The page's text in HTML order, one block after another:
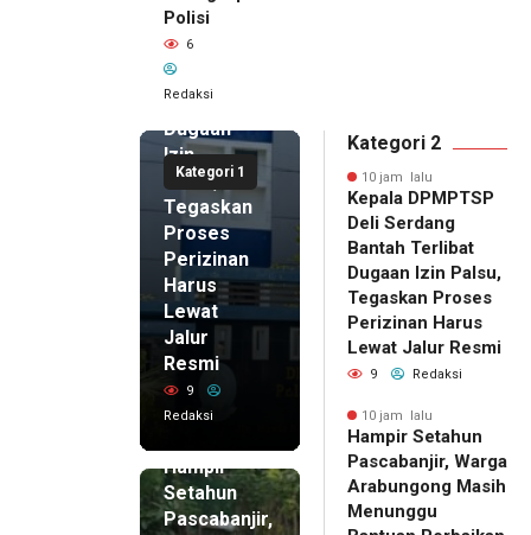
Polisi
6
Redaksi
Kategori 1
Deli
Serdang
Bantah
Terlibat
Dugaan
Izin
Palsu,
Tegaskan
Proses
Perizinan
Harus
Lewat
Jalur
Resmi
9
Redaksi
Hampir
Setahun
Pascabanjir,
Kategori 2
10 jam lalu
Kepala DPMPTSP
Deli Serdang
Bantah Terlibat
Dugaan Izin Palsu,
Tegaskan Proses
Perizinan Harus
Lewat Jalur Resmi
9 Redaksi
10 jam lalu
Hampir Setahun
Pascabanjir, Warga
Arabungong Masih
Menunggu